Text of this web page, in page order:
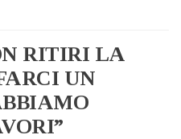
RITIRI LA
UN